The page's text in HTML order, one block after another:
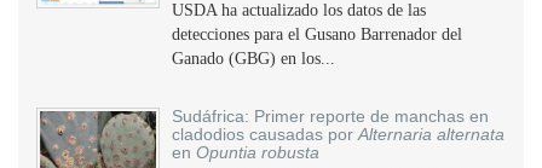
USDA ha actualizado los datos de las
detecciones para el Gusano Barrenador del
Ganado (GBG) en los...
Sudáfrica: Primer reporte de manchas en
cladodios causadas por Alternaria alternata
en Opuntia robusta